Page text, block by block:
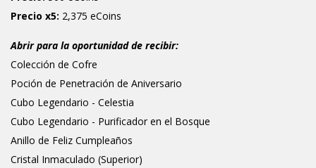
Precio x5: 2,375 eCoins
Abrir para la oportunidad de recibir:
Colección de Cofre
Poción de Penetración de Aniversario
Cubo Legendario - Celestia
Cubo Legendario - Purificador en el Bosque
Anillo de Feliz Cumpleaños
Cristal Inmaculado (Superior)